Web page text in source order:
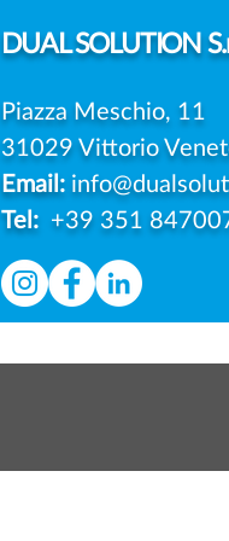
DUALSOLUTION
Piazza Meschio, 11
31029 Vittorio
Email:
Tel: +39 351